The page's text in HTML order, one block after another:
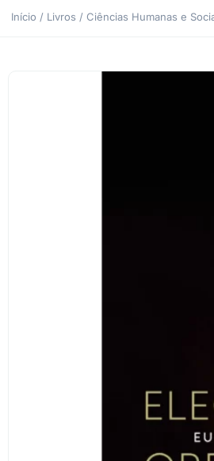
Início / Livros / Ciências Humanas e